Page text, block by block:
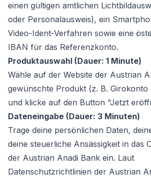
einen gültigen amtlichen
oder Personalausweis), ein
Video-Ident-Verfahren sowie eine
IBAN für das Referenzkonto.
Produktauswahl (Dauer: 1 Minute)
Wähle auf der Website der Austrian
gewünschte Produkt (z. B. Girokonto
und klicke auf den Button "Jetzt
Dateneingabe (Dauer: 3 Minuten)
Trage deine persönlichen Daten,
deine steuerliche Ansässigkeit in das
der Austrian Anadi Bank ein. Laut
Datenschutzrichtlinien der Austrian